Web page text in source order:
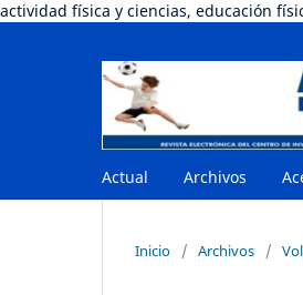
actividad física y ciencias, educación
Actual Archivos
Inicio / Archivos /